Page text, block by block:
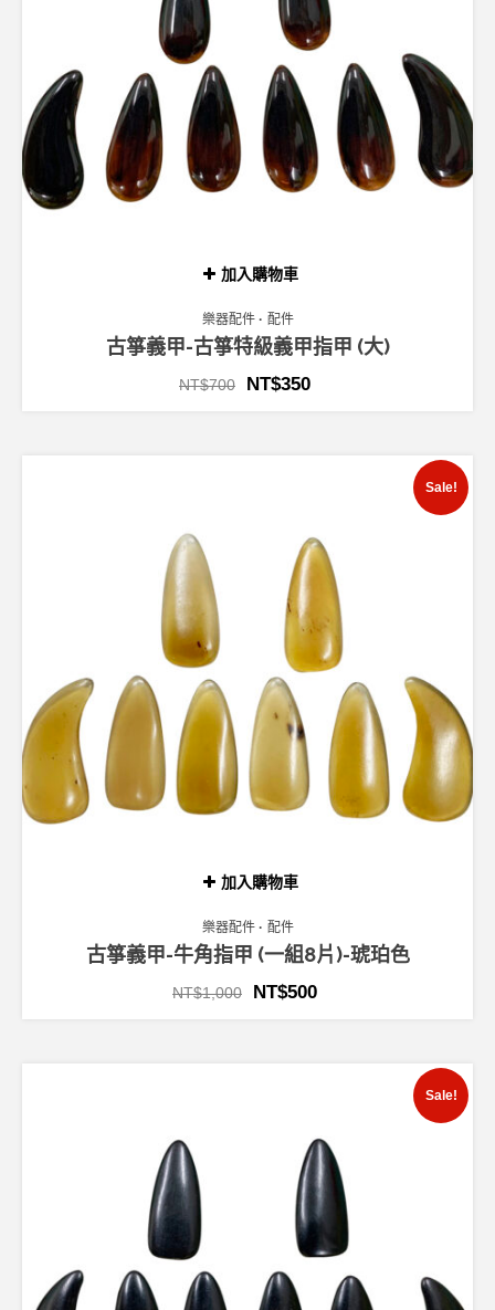
加入購物車
樂器配件 配件
古箏義甲-古箏特級義甲指甲 (大)
NT$700 NT$350
加入購物車
Sale!
樂器配件 配件
古箏義甲-牛角指甲 (一組8片)-琥珀色
NT$1,000 NT$500
Sale!